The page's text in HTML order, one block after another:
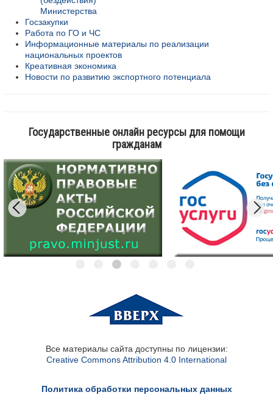
Министерства
Госзакупки
Работа по ГО и ЧС
Информационные материалы по реализации
национальных проектов
Креативная экономика
Новости по развитию экспортного потенциала
Государственные онлайн ресурсы для помощи
гражданам
Все материалы сайта доступны по лицензии:
Creative Commons Attribution 4.0 International
Политика обработки персональных данных